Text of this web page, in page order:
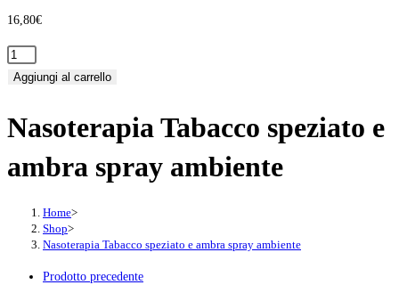
16,80€
Nasoterapia
Tabacco
e
spray
quantità
Aggiungi al carrello
Nasoterapia Tabacco speziato e
ambra spray ambiente
Home>
Shop>
Nasoterapia Tabacco speziato e ambra spray ambiente
Prodotto precedente